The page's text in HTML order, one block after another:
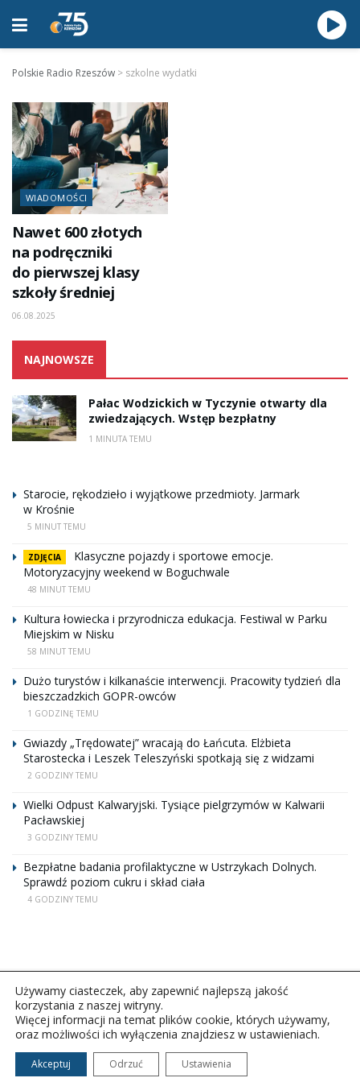
Polskie Radio Rzeszów > szkolne wydatki
WIADOMOŚCI
Nawet 600 złotych
na podręczniki
do pierwszej klasy
szkoły średniej
06.08.2025
NAJNOWSZE
Pałac Wodzickich w Tyczynie otwarty dla
zwiedzających. Wstęp bezpłatny
1 MINUTA TEMU
Starocie, rękodzieło i wyjątkowe przedmioty. Jarmark
w Krośnie
5 MINUT TEMU
ZDJĘCIA
Klasyczne pojazdy i sportowe emocje.
Motoryzacyjny weekend w Boguchwale
48 MINUT TEMU
Kultura łowiecka i przyrodnicza edukacja. Festiwal w Parku
Miejskim w Nisku
58 MINUT TEMU
Dużo turystów i kilkanaście interwencji. Pracowity tydzień dla
bieszczadzkich GOPR-owców
1 GODZINĘ TEMU
Gwiazdy „Trędowatej” wracają do Łańcuta. Elżbieta
Starostecka i Leszek Teleszyński spotkają się z widzami
2 GODZINY TEMU
Wielki Odpust Kalwaryjski. Tysiące pielgrzymów w Kalwarii
Pacławskiej
3 GODZINY TEMU
Bezpłatne badania profilaktyczne w Ustrzykach Dolnych.
Sprawdź poziom cukru i skład ciała
4 GODZINY TEMU
Copyright © 2026Polskie Radio Rzeszów S.A. w likwidacj.
Wszelkie prawa zastrzeżone.
Używamy ciasteczek, aby zapewnić najlepszą jakość
korzystania z naszej witryny.
Więcej informacji na temat plików cookie, których używamy,
oraz możliwości ich wyłączenia znajdziesz w ustawieniach.
Akceptuj Odrzuć Ustawienia